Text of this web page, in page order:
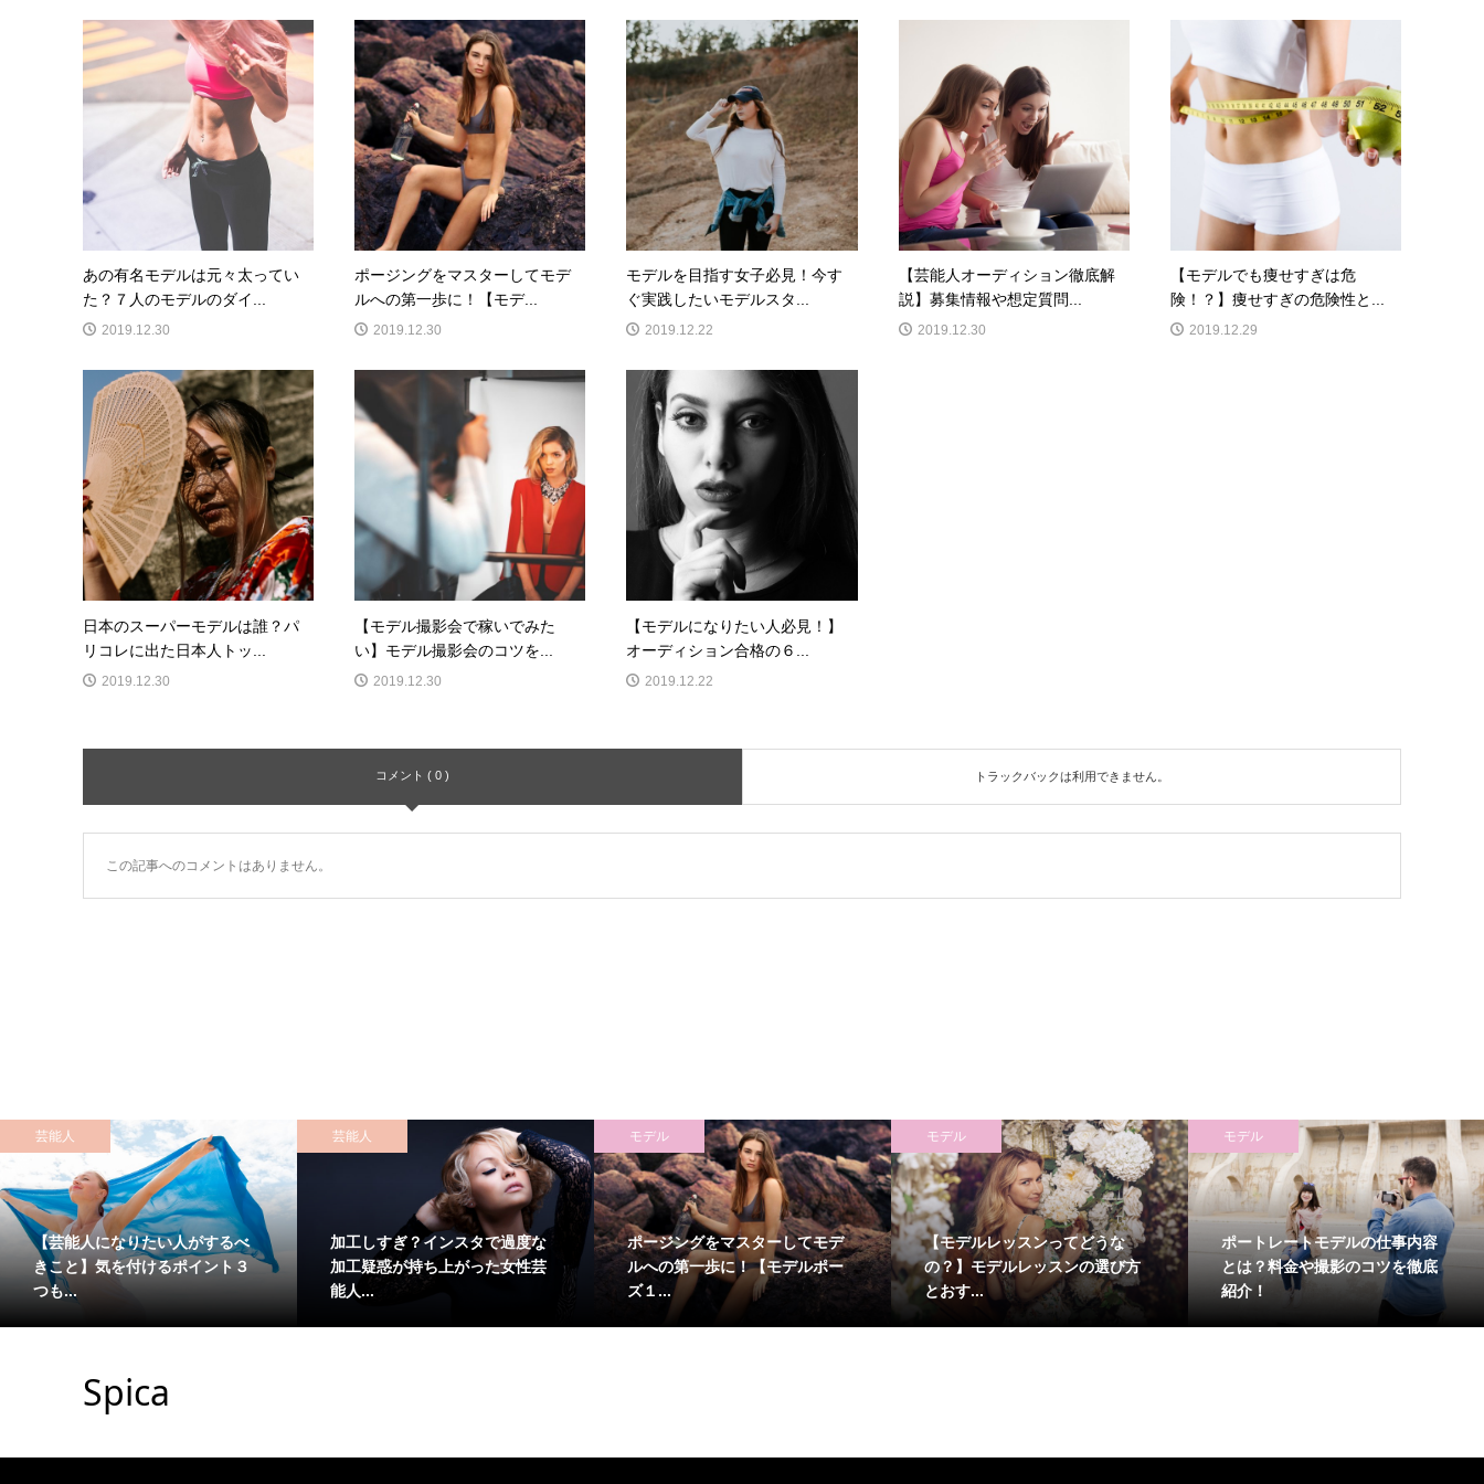
あの有名モデルは元々太ってい
た？７人のモデルのダイ...
2019.12.30
ポージングをマスターしてモデ
ルへの第一歩に！【モデ...
2019.12.30
モデルを目指す女子必見！今す
ぐ実践したいモデルスタ...
2019.12.22
【芸能人オーディション徹底解
説】募集情報や想定質問...
2019.12.30
【モデルでも痩せすぎは危
険！？】痩せすぎの危険性と...
2019.12.29
日本のスーパーモデルは誰？パ
リコレに出た日本人トッ...
2019.12.30
【モデル撮影会で稼いでみた
い】モデル撮影会のコツを...
2019.12.30
【モデルになりたい人必見！】
オーディション合格の６...
2019.12.22
コメント ( 0 ) トラックバックは利用できません。
この記事へのコメントはありません。
芸能人
【芸能人になりたい人がするべ
きこと】気を付けるポイント３
つも...
芸能人
加工しすぎ？インスタで過度な
加工疑惑が持ち上がった女性芸
能人...
モデル
ポージングをマスターしてモデ
ルへの第一歩に！【モデルポー
ズ１...
モデル
【モデルレッスンってどうな
の？】モデルレッスンの選び方
とおす...
モデル
ポートレートモデルの仕事内容
とは？料金や撮影のコツを徹底
紹介！
Spica